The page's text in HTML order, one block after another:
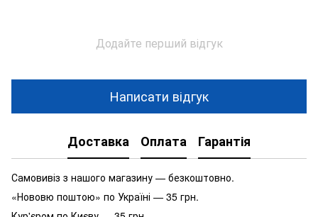
Додайте перший відгук
Написати відгук
Доставка Оплата Гарантія
Самовивіз з нашого магазину — безкоштовно.
«Нововю поштою» по Україні — 35 грн.